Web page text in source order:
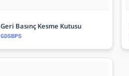
Geri Basınç Kesme Kutusu
GDSBPS